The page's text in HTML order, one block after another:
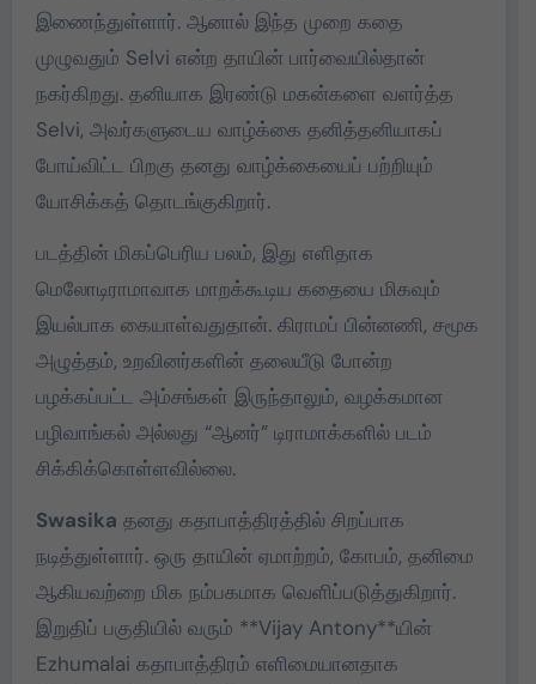
இணைந்துள்ளார். ஆனால் இந்த முறை கதை
முழுவதும் Selvi என்ற தாயின் பார்வையில்தான்
நகர்கிறது. தனியாக இரண்டு மகன்களை வளர்த்த
Selvi, அவர்களுடைய வாழ்க்கை தனித்தனியாகப்
போய்விட்ட பிறகு தனது வாழ்க்கையைப் பற்றியும்
யோசிக்கத் தொடங்குகிறார்.
படத்தின் மிகப்பெரிய பலம், இது எளிதாக
மெலோடிராமாவாக மாறக்கூடிய கதையை மிகவும்
இயல்பாக கையாள்வதுதான். கிராமப் பின்னணி, சமூக
அழுத்தம், உறவினர்களின் தலையீடு போன்ற
பழக்கப்பட்ட அம்சங்கள் இருந்தாலும், வழக்கமான
பழிவாங்கல் அல்லது “ஆனர்” டிராமாக்களில் படம்
சிக்கிக்கொள்ளவில்லை.
Swasika தனது கதாபாத்திரத்தில் சிறப்பாக
நடித்துள்ளார். ஒரு தாயின் ஏமாற்றம், கோபம், தனிமை
ஆகியவற்றை மிக நம்பகமாக வெளிப்படுத்துகிறார்.
இறுதிப் பகுதியில் வரும் **Vijay Antony**யின்
Ezhumalai கதாபாத்திரம் எளிமையானதாக